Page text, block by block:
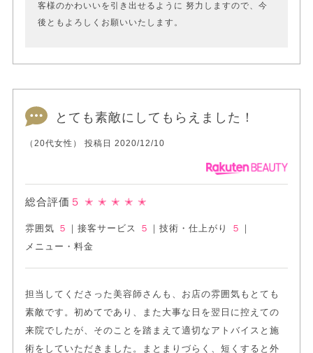
客様のかわいいを引き出せるように 努力しますので、今
後ともよろしくお願いいたします。
とても素敵にしてもらえました！
（20代女性） 投稿日 2020/12/10
総合評価 ５ ✭ ✭ ✭ ✭ ✭
雰囲気 ５ ｜接客サービス ５ ｜技術・仕上がり ５
｜
メニュー・料金
担当してくださった美容師さんも、お店の雰囲気もとても
素敵です。初めてであり、また大事な日を翌日に控えての
来院でしたが、そのことを踏まえて適切なアトバイスと施
術をしていただきました。まとまりづらく、短くすると外